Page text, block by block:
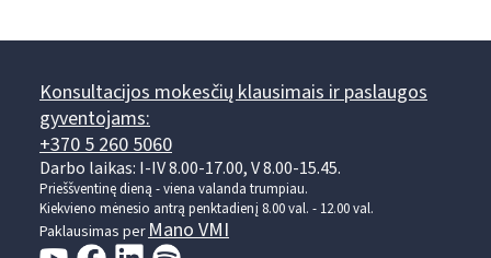
Konsultacijos mokesčių klausimais ir paslaugos
gyventojams:
+370 5 260 5060
Darbo laikas: I-IV 8.00-17.00, V 8.00-15.45.
Prieššventinę dieną - viena valanda trumpiau.
Kiekvieno mėnesio antrą penktadienį 8.00 val. - 12.00 val.
Paklausimas per Mano VMI